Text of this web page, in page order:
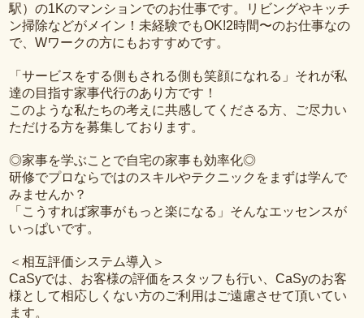
駅）の1Kのマンションでのお仕事です。リビングやキッチ
ン掃除などがメイン！未経験でもOK!2時間〜のお仕事なの
で、Wワークの方にもおすすめです。
「サービスをする側もされる側も笑顔になれる」それが私
達の目指す家事代行のあり方です！
このような私たちの考えに共感してくださる方、ご尽力い
ただける方を募集しております。
◎家事を学ぶことで自宅の家事も効率化◎
研修でプロならではのスキルやテクニックをまずは学んで
みませんか？
「こうすれば家事がもっと楽になる」そんなエッセンスが
いっぱいです。
＜相互評価システム導入＞
CaSyでは、お客様の評価をスタッフも行い、CaSyのお客
様として相応しくない方のご利用はご遠慮させて頂いてい
ます。